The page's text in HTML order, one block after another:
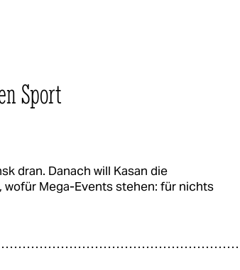
Sport
dran. Danach will Kasan die
wofür Mega-Events stehen: für nichts